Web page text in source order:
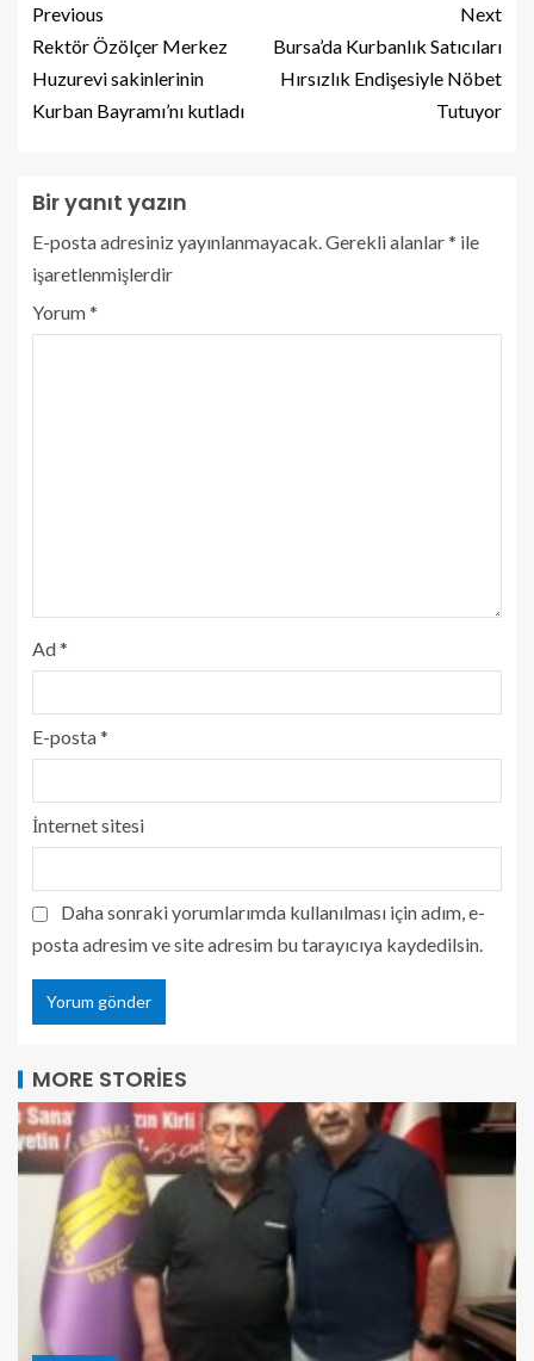
Previous
Rektör Özölçer Merkez
Huzurevi sakinlerinin
Kurban Bayramı’nı kutladı
Next
Bursa’da Kurbanlık Satıcıları
Hırsızlık Endişesiyle Nöbet
Tutuyor
Bir yanıt yazın
E-posta adresiniz yayınlanmayacak. Gerekli alanlar* ile
işaretlenmişlerdir
Yorum*
Ad*
E-posta*
İnternet sitesi
Daha sonraki yorumlarımda kullanılması için adım, e-
posta adresim ve site adresim bu tarayıcıya kaydedilsin.
MORE STORIES